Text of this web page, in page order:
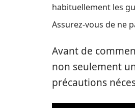
habituellement les
Assurez-vous de ne
Avant de
non seulement
précautions